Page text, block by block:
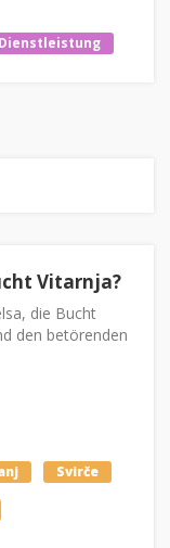
Vitarnja?
die Bucht
den betörenden
Svirče